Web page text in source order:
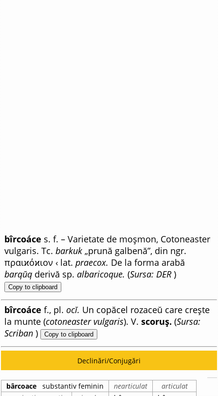
bîrcoáce s. f. – Varietate de moșmon, Cotoneaster
vulgaris. Tc.barkuk „prună galbenă”, din ngr.
πραιϰόϰιον ‹ lat.praecox. De la forma arabă
barqŭq derivă sp.albaricoque. (Sursa: DER)
Copy to clipboard
bîrcoáce f., pl.ocĭ. Un copăcel rozaceŭ care crește
la munte (cotoneaster vulgaris). V.scoruș. (Sursa:
Scriban ) Copy to clipboard
Declinări/Conjugări
bârcoace substantiv feminin nearticulat
articulat